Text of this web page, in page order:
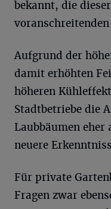
bekannt, die
Aufgrund der
damit erhöhten
höheren
Stadtbetriebe die
Laubbäumen eher
neuere
Für private
Fragen zwar